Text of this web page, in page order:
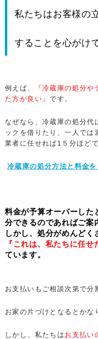
私たちはお客様の
することを心がけ
例えば、
『冷蔵庫の処分
た方が良い』 です。
なぜなら、冷蔵庫の処分代
ックを借りたり、一人では
業者に任せれば1５分ほど
冷蔵庫の処分方法と料金
料金が予算オーバーした
分できるのであればご案
しかし、処分がめんどく
『これは、私たちに任せ
ています。
お支払いもご相談次第で分
お家の片づけとなるとかな
しかし、私たちはお支払い